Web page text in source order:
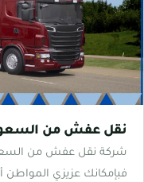
نقل عفش من
شركة نقل عفش من
فبإمكانك عزيزي